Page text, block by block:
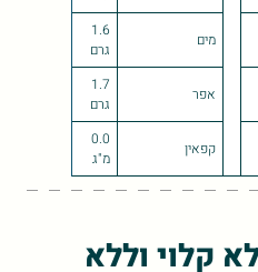
מים
1.6
גרם
אפר
1.7
גרם
קפאין
0.0
מ"ג
קלוי וללא